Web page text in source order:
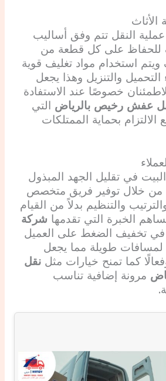
النقل تتم وفق أساليب
للحفاظ على كل قطعة من
ويتم استخدام مواد تغليف قوية
التحميل والتنزيل وهذا يجعل
خصوصًا عند الاستفادة
عفش رخيص بالرياض التي
بحماية الممتلكات
في تقليل الجهد المبذول
خلال توفير فريق متخصص
والتنظيم بدلاً من القيام
الخبرة التي تقدمها شركة
في تخفيف الضغط على العميل
لمسافات طويلة مما يجعل
كما تمنح خيارات مثل نقل
مرونة إضافية تناسب